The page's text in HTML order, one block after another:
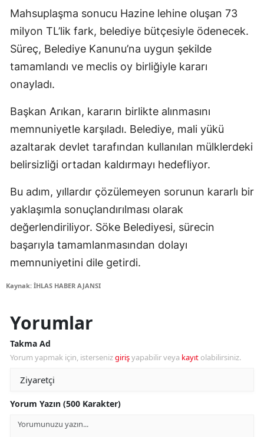
Mahsuplaşma sonucu Hazine lehine oluşan 73
milyon TL’lik fark, belediye bütçesiyle ödenecek.
Süreç, Belediye Kanunu’na uygun şekilde
tamamlandı ve meclis oy birliğiyle kararı
onayladı.
Başkan Arıkan, kararın birlikte alınmasını
memnuniyetle karşıladı. Belediye, mali yükü
azaltarak devlet tarafından kullanılan mülklerdeki
belirsizliği ortadan kaldırmayı hedefliyor.
Bu adım, yıllardır çözülemeyen sorunun kararlı bir
yaklaşımla sonuçlandırılması olarak
değerlendiriliyor. Söke Belediyesi, sürecin
başarıyla tamamlanmasından dolayı
memnuniyetini dile getirdi.
Kaynak: İHLAS HABER AJANSI
Yorumlar
Takma Ad
Yorum yapmak için, istersenizgirişyapabilir veya kayıt olabilirsiniz.
Yorum Yazın (500 Karakter)